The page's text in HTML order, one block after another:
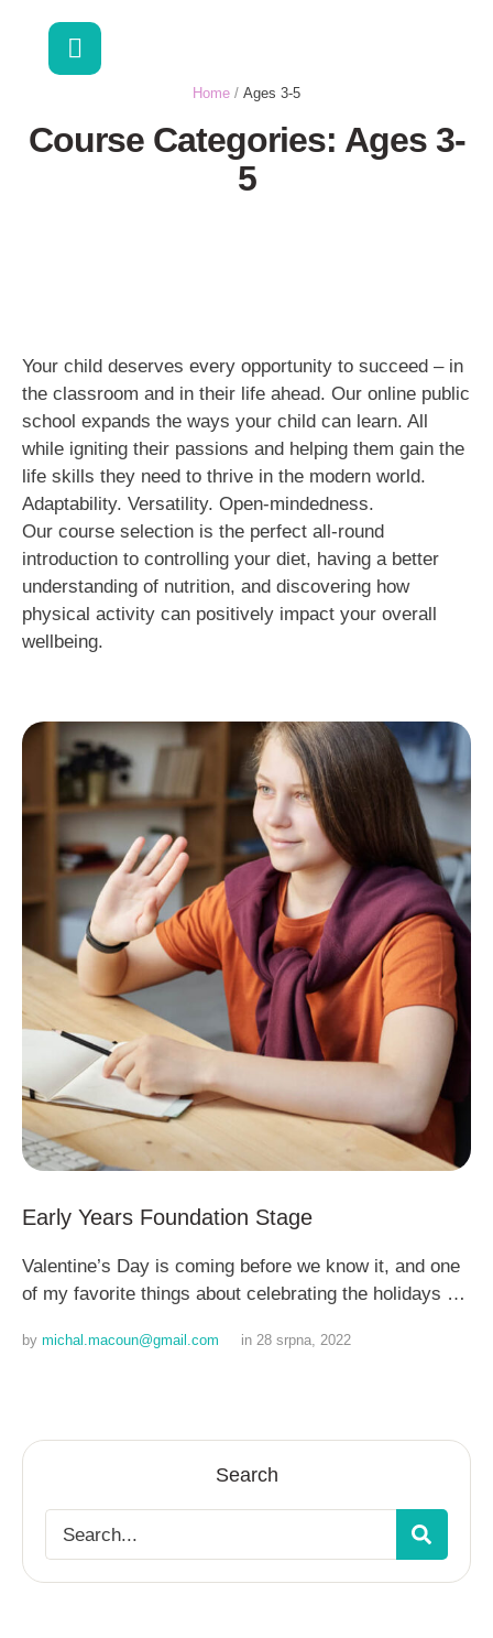
Home / Ages 3-5
Course Categories: Ages 3-
5
Your child deserves every opportunity to succeed – in
the classroom and in their life ahead. Our online public
school expands the ways your child can learn. All
while igniting their passions and helping them gain the
life skills they need to thrive in the modern world.
Adaptability. Versatility. Open-mindedness.
Our course selection is the perfect all-round
introduction to controlling your diet, having a better
understanding of nutrition, and discovering how
physical activity can positively impact your overall
wellbeing.
Early Years Foundation Stage
Valentine’s Day is coming before we know it, and one
of my favorite things about celebrating the holidays …
by michal.macoun@gmail.com in 28 srpna, 2022
Search